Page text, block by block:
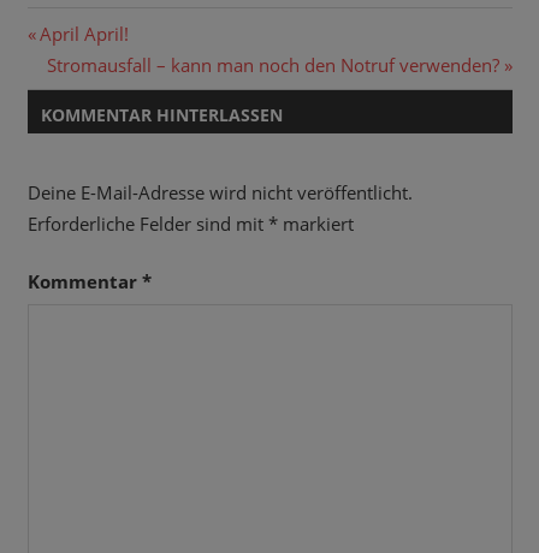
Beitragsnavigation
Vorheriger
Beitrag:
April April!
Nächster
Beitrag:
Stromausfall – kann man noch den Notruf verwenden?
KOMMENTAR HINTERLASSEN
Deine E-Mail-Adresse wird nicht veröffentlicht.
Erforderliche Felder sind mit *markiert
Kommentar *